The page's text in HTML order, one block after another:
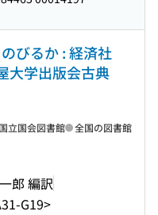
びるか : 経済社
大学出版会古典
郎 編訳
G19>
国立国会図書館 全国の図書館